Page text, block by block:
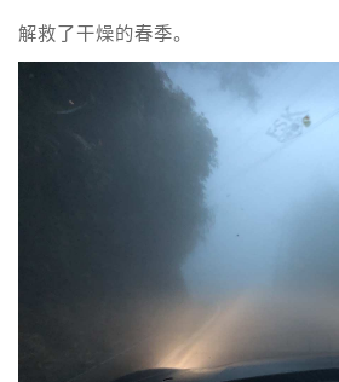
解救了干燥的春季。